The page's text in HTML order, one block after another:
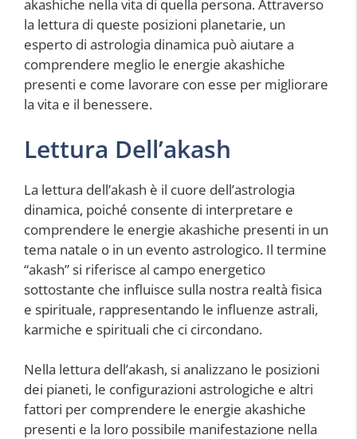
akashiche nella vita di quella persona. Attraverso
la lettura di queste posizioni planetarie, un
esperto di astrologia dinamica può aiutare a
comprendere meglio le energie akashiche
presenti e come lavorare con esse per migliorare
la vita e il benessere.
Lettura Dell’akash
La lettura dell’akash è il cuore dell’astrologia
dinamica, poiché consente di interpretare e
comprendere le energie akashiche presenti in un
tema natale o in un evento astrologico. Il termine
“akash” si riferisce al campo energetico
sottostante che influisce sulla nostra realtà fisica
e spirituale, rappresentando le influenze astrali,
karmiche e spirituali che ci circondano.
Nella lettura dell’akash, si analizzano le posizioni
dei pianeti, le configurazioni astrologiche e altri
fattori per comprendere le energie akashiche
presenti e la loro possibile manifestazione nella